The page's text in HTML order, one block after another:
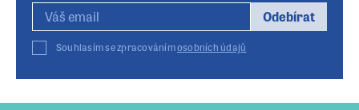
Odebírat
Souhlasím se zpracovánímosobních údajů